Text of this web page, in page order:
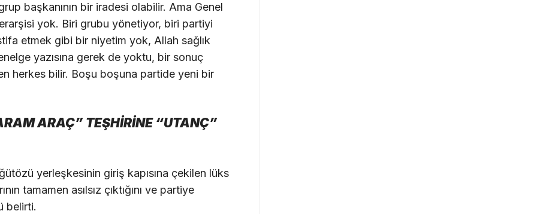
başkanının bir iradesi olabilir. Ama Genel
yok. Biri grubu yönetiyor, biri partiyi
etmek gibi bir niyetim yok, Allah sağlık
yazısına gerek de yoktu, bir sonuç
herkes bilir. Boşu boşuna partide yeni bir
ARAÇ” TEŞHİRİNE “UTANÇ”
yerleşkesinin giriş kapısına çekilen lüks
tamamen asılsız çıktığını ve partiye
belirti.